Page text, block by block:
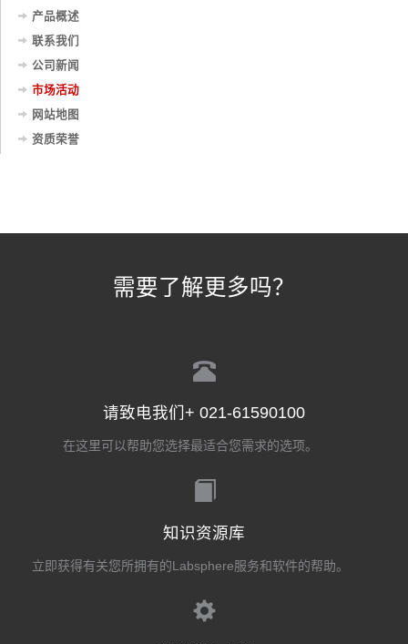
产品概述
联系我们
公司新闻
市场活动
网站地图
资质荣誉
需要了解更多吗？
请致电我们+ 021-61590100
在这里可以帮助您选择最适合您需求的选项。
知识资源库
立即获得有关您所拥有的Labsphere服务和软件的帮助。